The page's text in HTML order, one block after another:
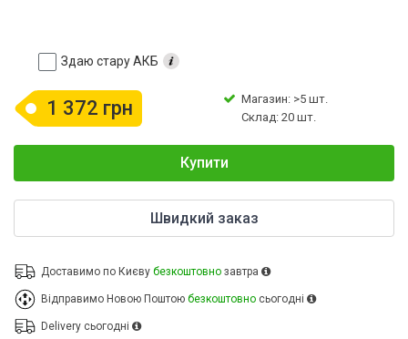
Здаю стару АКБ
1 372 грн
Магазин: >5 шт.
Склад: 20 шт.
Купити
Швидкий заказ
Доставимо по Києву безкоштовно завтра
Відправимо Новою Поштою безкоштовно сьогодні
Delivery сьогодні